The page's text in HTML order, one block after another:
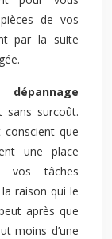
de vos
par la suite
dépannage
sans surcoût.
conscient que
une place
vos tâches
la raison qui le
après que
moins d’une